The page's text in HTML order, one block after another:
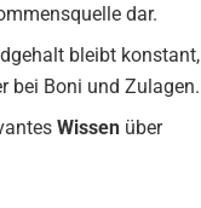
dar.
bleibt konstant,
bei Boni und Zulagen.
Wissen über